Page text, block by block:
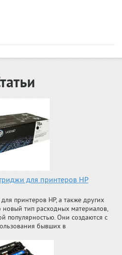
для принтеров HP
принтеров HP, а также других
тип расходных материалов,
популярностью. Они создаются с
бывших в